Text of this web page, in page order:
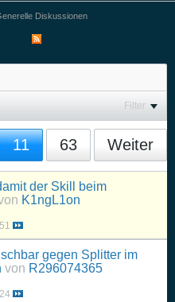
Diskussionen
Filter
11 63 Weiter
der Skill beim
K1ngL1on
gegen Splitter im
von R296074365